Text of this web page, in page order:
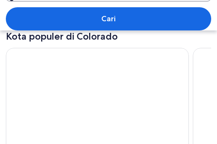
Cari
Kota populer di Colorado